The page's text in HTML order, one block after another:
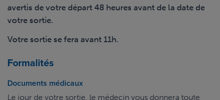
avertis de votre départ 48 heures avant de la date de
votre sortie.
Votre sortie se fera avant 11h.
Formalités
Documents médicaux
Le jour de votre sortie, le médecin vous donnera toute